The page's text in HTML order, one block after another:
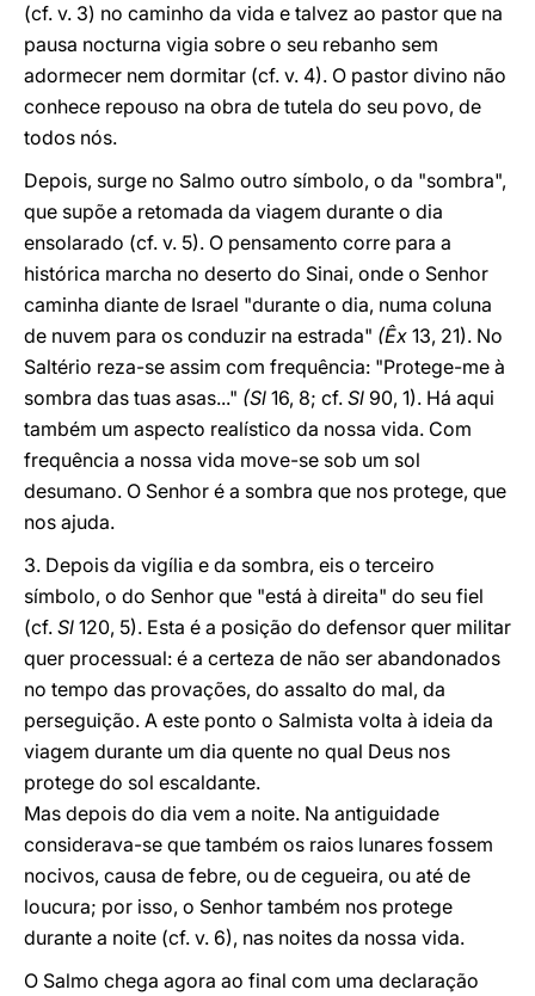
(cf. v. 3) no caminho da vida e talvez ao pastor que na
pausa nocturna vigia sobre o seu rebanho sem
adormecer nem dormitar (cf. v. 4). O pastor divino não
conhece repouso na obra de tutela do seu povo, de
todos nós.
Depois, surge no Salmo outro símbolo, o da "sombra",
que supõe a retomada da viagem durante o dia
ensolarado (cf. v. 5). O pensamento corre para a
histórica marcha no deserto do Sinai, onde o Senhor
caminha diante de Israel "durante o dia, numa coluna
de nuvem para os conduzir na estrada" (Êx 13, 21). No
Saltério reza-se assim com frequência: "Protege-me à
sombra das tuas asas..." (Sl 16, 8; cf. Sl 90, 1). Há aqui
também um aspecto realístico da nossa vida. Com
frequência a nossa vida move-se sob um sol
desumano. O Senhor é a sombra que nos protege, que
nos ajuda.
3. Depois da vigília e da sombra, eis o terceiro
símbolo, o do Senhor que "está à direita" do seu fiel
(cf. Sl 120, 5). Esta é a posição do defensor quer militar
quer processual: é a certeza de não ser abandonados
no tempo das provações, do assalto do mal, da
perseguição. A este ponto o Salmista volta à ideia da
viagem durante um dia quente no qual Deus nos
protege do sol escaldante.
Mas depois do dia vem a noite. Na antiguidade
considerava-se que também os raios lunares fossem
nocivos, causa de febre, ou de cegueira, ou até de
loucura; por isso, o Senhor também nos protege
durante a noite (cf. v. 6), nas noites da nossa vida.
O Salmo chega agora ao final com uma declaração